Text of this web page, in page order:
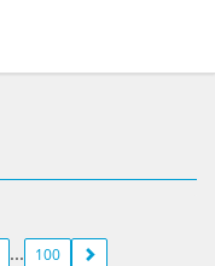
100